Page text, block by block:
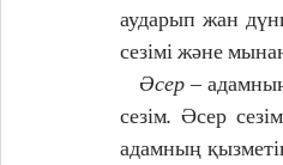
аударып жан
сезімі және
   Әсер
‒
сезім. Әсер
адамның